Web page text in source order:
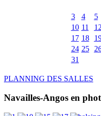
3
4 5
10 11 12
17 18
24 25
31
PLANNING DES SALLES
Navailles-Angos en